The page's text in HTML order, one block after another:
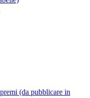
(da pubblicare in